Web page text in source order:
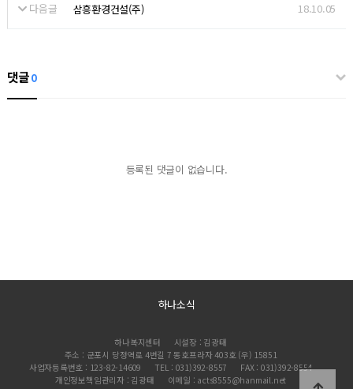
다음글 삼흥환경건설(주) 18.10.05
댓글0
등록된 댓글이 없습니다.
하나소식
하나복지센터
시설장 : 김광태
주소 : 군포시 당정역로 4번길 7 동호프라자 403호 (우) 15851
사업자등록번호 : 123-82-14609
TEL : 031)392-8557
FAX : 031)392-8554
개인정보책임관리자 : 김광태
이메일 : acts8555@hanmail.net